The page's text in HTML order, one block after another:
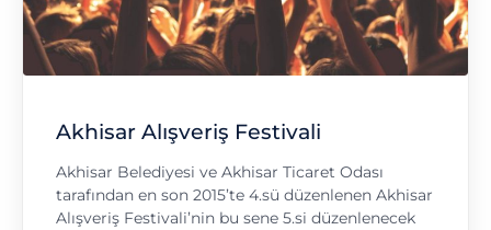
Akhisar Alışveriş Festivali
Akhisar Belediyesi ve Akhisar Ticaret Odası
tarafından en son 2015’te 4.sü düzenlenen Akhisar
Alışveriş Festivali’nin bu sene 5.si düzenlenecek